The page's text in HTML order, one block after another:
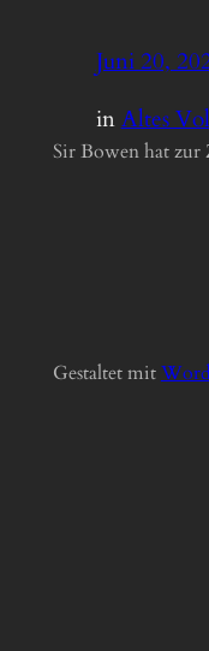
Juni 20,
inAltes
Sir Bowen hat zur
Gestaltet mitWord